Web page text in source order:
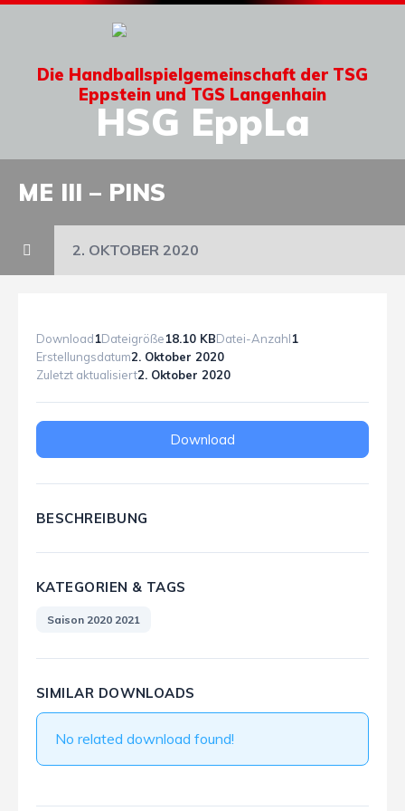
Die Handballspielgemeinschaft der TSG
Eppstein und TGS Langenhain
HSG EppLa
ME III – PINS
2. OKTOBER 2020
Download1Dateigröße18.10 KBDatei-Anzahl1
Erstellungsdatum2. Oktober 2020
Zuletzt aktualisiert2. Oktober 2020
Download
BESCHREIBUNG
KATEGORIEN & TAGS
Saison 2020 2021
SIMILAR DOWNLOADS
No related download found!